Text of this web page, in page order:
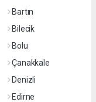
Bartın
Bilecik
Bolu
Çanakkale
Denizli
Edirne